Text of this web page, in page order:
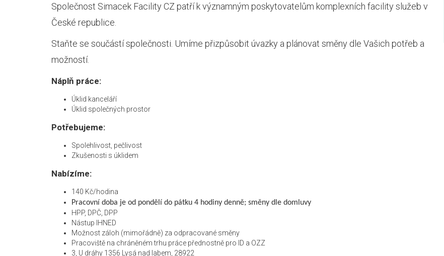
Společnost Simacek Facility CZ patří k významným poskytovatelům komplexních facility služeb v
České republice.
Staňte se součástí společnosti. Umíme přizpůsobit úvazky a plánovat směny dle Vašich potřeb a
možností.
Náplň práce:
Úklid kanceláří
Úklid společných prostor
Potřebujeme:
Spolehlivost, pečlivost
Zkušenosti s úklidem
Nabízíme:
140 Kč/hodina
Pracovní doba je od pondělí do pátku 4 hodiny denně; směny dle domluvy
HPP, DPČ, DPP
Nástup IHNED
Možnost záloh (mimořádně) za odpracované směny
Pracoviště na chráněném trhu práce přednostně pro ID a OZZ
3, U dráhy 1356 Lysá nad labem, 28922